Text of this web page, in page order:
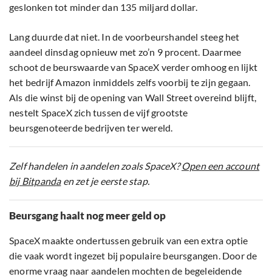
geslonken tot minder dan 135 miljard dollar.
Lang duurde dat niet. In de voorbeurshandel steeg het
aandeel dinsdag opnieuw met zo’n 9 procent. Daarmee
schoot de beurswaarde van SpaceX verder omhoog en lijkt
het bedrijf Amazon inmiddels zelfs voorbij te zijn gegaan.
Als die winst bij de opening van Wall Street overeind blijft,
nestelt SpaceX zich tussen de vijf grootste
beursgenoteerde bedrijven ter wereld.
Zelf handelen in aandelen zoals SpaceX?Open een account
bij Bitpandaen zet je eerste stap.
Beursgang haalt nog meer geld op
SpaceX maakte ondertussen gebruik van een extra optie
die vaak wordt ingezet bij populaire beursgangen. Door de
enorme vraag naar aandelen mochten de begeleidende